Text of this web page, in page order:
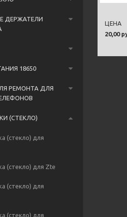
ДЕРЖАТЕЛИ
18650
РЕМОНТА ДЛЯ
(СТЕКЛО)
(стекло) для
(стекло) для Zte
(стекло) для
(стекло) для
20,00
ЦЕНА